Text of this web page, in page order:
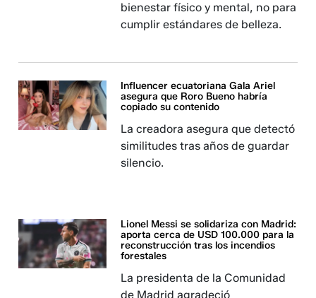
bienestar físico y mental, no para
cumplir estándares de belleza.
Influencer ecuatoriana Gala Ariel
asegura que Roro Bueno habría
copiado su contenido
La creadora asegura que detectó
similitudes tras años de guardar
silencio.
Lionel Messi se solidariza con Madrid:
aporta cerca de USD 100.000 para la
reconstrucción tras los incendios
forestales
La presidenta de la Comunidad
de Madrid agradeció